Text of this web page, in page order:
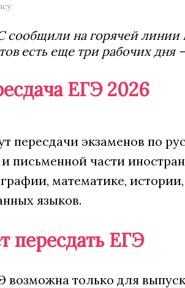
сообщили на горячей линии
есть еще три рабочих дня
ЕГЭ 2026
пересдачи экзаменов по
письменной части
математике,
языков.
пересдать ЕГЭ
возможна только для